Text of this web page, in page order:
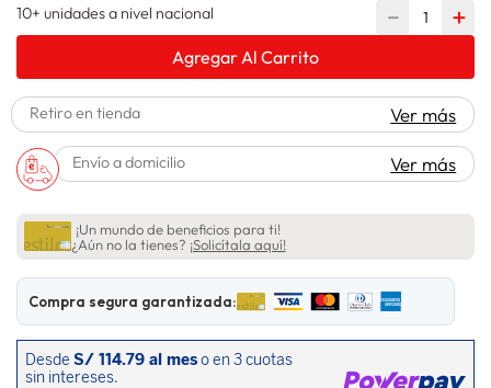
10. lavadora
10+ unidades a nivel nacional ＋
－
Agregar Al Carrito
Retiro en tienda Ver más
Envío a domicilio Ver más
¡Un mundo de beneficios para ti!
¿Aún no la tienes? ¡Solicítala aquí!
Compra segura garantizada: